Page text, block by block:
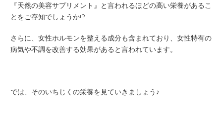
『天然の美容サプリメント』と言われるほどの高い栄養があるこ
とをご存知でしょうか!?
さらに、女性ホルモンを整える成分も含まれており、女性特有の
病気や不調を改善する効果があると言われています。
では、そのいちじくの栄養を見ていきましょう♪